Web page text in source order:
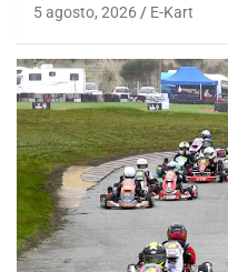
5 agosto, 2026 E-Kart